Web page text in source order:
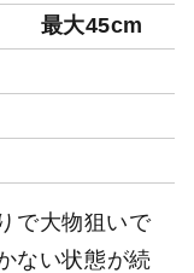
最大45cm
で大物狙いで
ない状態が続